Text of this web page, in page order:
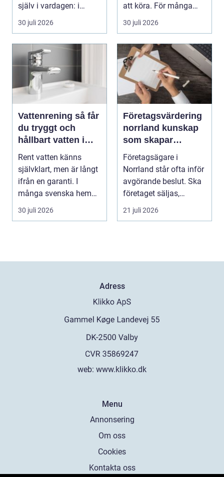
själv i vardagen: i
beslut, relationer, ko...
30 juli 2026
att köra. För många
bilägare i Värmlan...
30 juli 2026
Vattenrening så får
du tryggt och
hållbart vatten i
vardagen
Rent vatten känns
självklart, men är långt
ifrån en garanti. I
många svenska hem
innehåller kranvatt...
30 juli 2026
Företagsvärdering
norrland kunskap
som skapar
tryggare affärer
Företagsägare i
Norrland står ofta inför
avgörande beslut. Ska
företaget säljas,
generationsskiftas,...
21 juli 2026
Adress
web: www.klikko.dk
Menu
Annonsering
Om oss
Cookies
Kontakta oss